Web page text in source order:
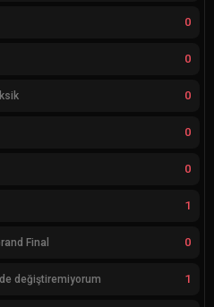
0
0
0
0
0
1
Final 0
değiştiremiyorum 1